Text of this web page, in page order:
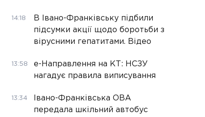
14:18
В Івано-Франківську підбили
підсумки акції щодо боротьби з
вірусними гепатитами. Відео
13:58
е-Направлення на КТ: НСЗУ
нагадує правила виписування
13:34
Івано-Франківська ОВА
передала шкільний автобус